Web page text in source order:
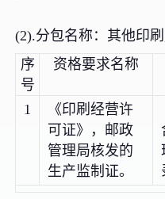
(2).分包名称：其他印
序
号
资格要求名称
1
《印刷经营许
可证》，邮政
管理局核发的
生产监制证。